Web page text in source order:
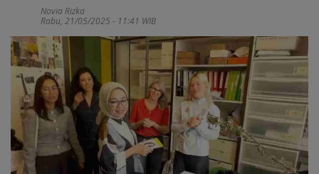
Novia Rizka
Rabu, 21/05/2025 - 11:41 WIB